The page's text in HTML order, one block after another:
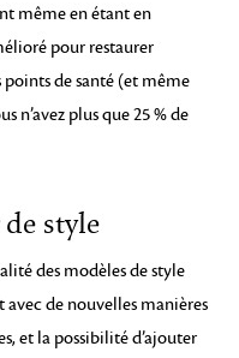
même en étant en
pour restaurer
de santé (et même
n’avez plus que 25 % de
style
des modèles de style
de nouvelles manières
et la possibilité d’ajouter